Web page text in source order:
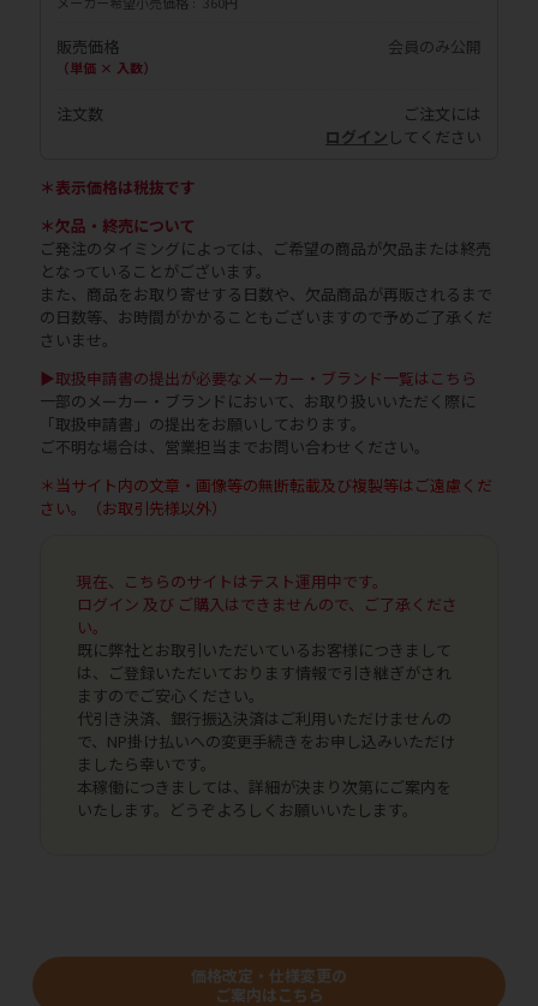
販売価格
（単価 × 入数）
会員のみ公開
注文数
ご注文には
ログイン してください
＊表示価格は税抜です
＊欠品・終売について
ご発注のタイミングによっては、ご希望の商品が欠品または終売
となっていることがございます。
また、商品をお取り寄せする日数や、欠品商品が再販されるまで
の日数等、お時間がかかることもございますので予めご了承くだ
さいませ。
▶取扱申請書の提出が必要なメーカー・ブランド一覧はこちら
一部のメーカー・ブランドにおいて、お取り扱いいただく際に
「取扱申請書」の提出をお願いしております。
ご不明な場合は、営業担当までお問い合わせください。
＊当サイト内の文章・画像等の無断転載及び複製等はご遠慮くだ
さい。（お取引先様以外）
現在、こちらのサイトはテスト運用中です。
ログイン 及び ご購入はできませんので、ご了承くださ
い。
既に弊社とお取引いただいているお客様につきまして
は、ご登録いただいております情報で引き継ぎがされ
ますのでご安心ください。
代引き決済、銀行振込決済はご利用いただけませんの
で、NP掛け払いへの変更手続きをお申し込みいただけ
ましたら幸いです。
本稼働につきましては、詳細が決まり次第にご案内を
いたします。どうぞよろしくお願いいたします。
価格改定・仕様変更の
ご案内はこちら